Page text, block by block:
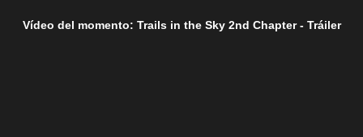
Vídeo del momento: Trails in the Sky 2nd Chapter - Tráiler